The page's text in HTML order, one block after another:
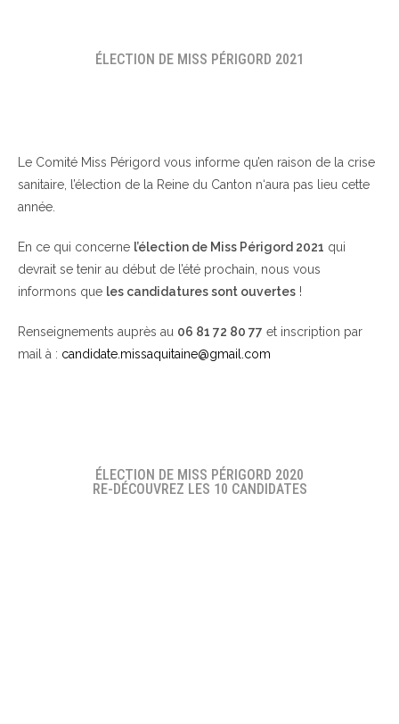
ÉLECTION DE MISS PÉRIGORD 2021
Le Comité Miss Périgord vous informe qu’en raison de la crise
sanitaire, l’élection de la Reine du Canton n‘aura pas lieu cette
année.
En ce qui concerne l’élection de Miss Périgord 2021 qui
devrait se tenir au début de l’été prochain, nous vous
informons que les candidatures sont ouvertes !
Renseignements auprès au 06 81 72 80 77 et inscription par
mail à : candidate.missaquitaine@gmail.com
ÉLECTION DE MISS PÉRIGORD 2020
RE-DÉCOUVREZ LES 10 CANDIDATES